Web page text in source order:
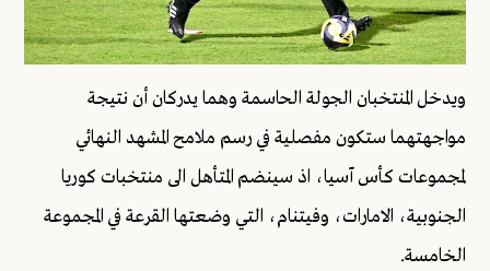
ويدخل المنتخبان الجولة الحاسمة وهما يدركان أن نتيجة
مواجهتهما ستكون مفصلية في رسم ملامح المشهد النهائي
لمجموعات كأس آسيا، اذ سينضم المتأهل الى منتخبات كوريا
الجنوبية، الامارات، وفيتنام، التي وضعتها القرعة في المجموعة
الخامسة.